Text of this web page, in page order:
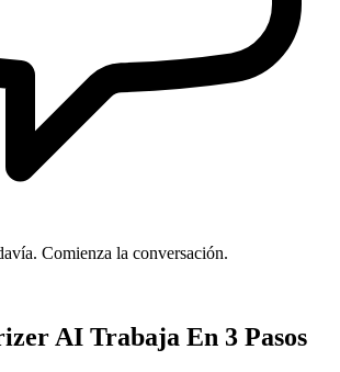
Comienza la conversación.
AI Trabaja En 3 Pasos